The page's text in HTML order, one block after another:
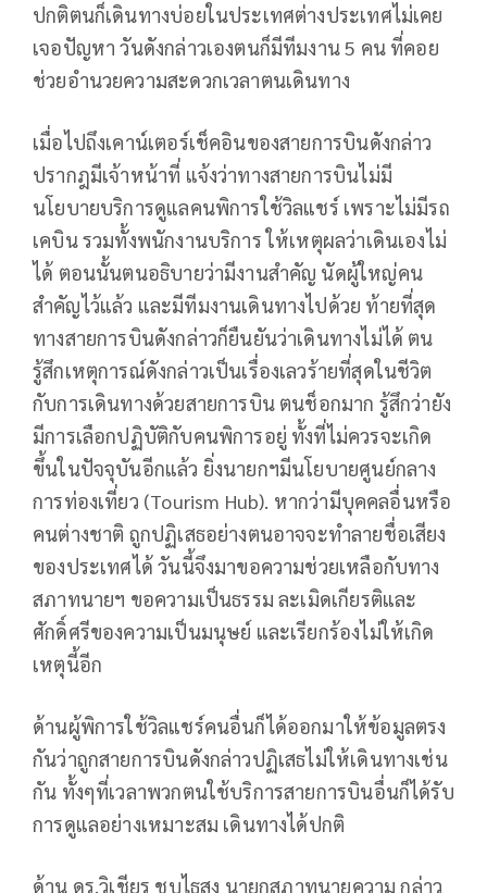
ปกติตนก็เดินทางบ่อยในประเทศต่างประเทศไม่เคย
เจอปัญหา วันดังกล่าวเองตนก็มีทีมงาน 5 คน ที่คอย
ช่วยอำนวยความสะดวกเวลาตนเดินทาง
เมื่อไปถึงเคาน์เตอร์เช็คอินของสายการบินดังกล่าว
ปรากฎมีเจ้าหน้าที่ แจ้งว่าทางสายการบินไม่มี
นโยบายบริการดูแลคนพิการใช้วิลแชร์ เพราะไม่มีรถ
เคบิน รวมทั้งพนักงานบริการ ให้เหตุผลว่าเดินเองไม่
ได้ ตอนนั้นตนอธิบายว่ามีงานสำคัญ นัดผู้ใหญ่คน
สำคัญไว้แล้ว และมีทีมงานเดินทางไปด้วย ท้ายที่สุด
ทางสายการบินดังกล่าวก็ยืนยันว่าเดินทางไม่ได้ ตน
รู้สึกเหตุการณ์ดังกล่าวเป็นเรื่องเลวร้ายที่สุดในชีวิต
กับการเดินทางด้วยสายการบิน ตนช็อกมาก รู้สึกว่ายัง
มีการเลือกปฏิบัติกับคนพิการอยู่ ทั้งที่ไม่ควรจะเกิด
ขึ้นในปัจจุบันอีกแล้ว ยิ่งนายกฯมีนโยบายศูนย์กลาง
การท่องเที่ยว (Tourism Hub). หากว่ามีบุคคลอื่นหรือ
คนต่างชาติ ถูกปฏิเสธอย่างตนอาจจะทำลายชื่อเสียง
ของประเทศได้ วันนี้จึงมาขอความช่วยเหลือกับทาง
สภาทนายฯ ขอความเป็นธรรม ละเมิดเกียรติและ
ศักดิ์ศรีของความเป็นมนุษย์ และเรียกร้องไม่ให้เกิด
เหตุนี้อีก
ด้านผู้พิการใช้วิลแชร์คนอื่นก็ได้ออกมาให้ข้อมูลตรง
กันว่าถูกสายการบินดังกล่าวปฏิเสธไม่ให้เดินทางเช่น
กัน ทั้งๆที่เวลาพวกตนใช้บริการสายการบินอื่นก็ได้รับ
การดูแลอย่างเหมาะสม เดินทางได้ปกติ
ด้าน ดร.วิเชียร ชุบไธสง นายกสภาทนายความ กล่าว